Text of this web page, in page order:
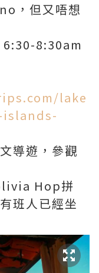
，但又唔想
6:30-8:30am
lake
導遊，參觀
Hop拼
班人已經坐